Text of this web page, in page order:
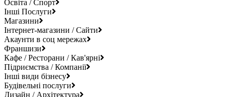
Освіта / Спорт
Інші Послуги
Магазини
Інтернет-магазини / Сайти
Акаунти в соц мережах
Франшизи
Кафе / Ресторани / Кав'ярні
Підриємства / Компанії
Інші види бізнесу
Будівельні послуги
Дизайн / Архітектура